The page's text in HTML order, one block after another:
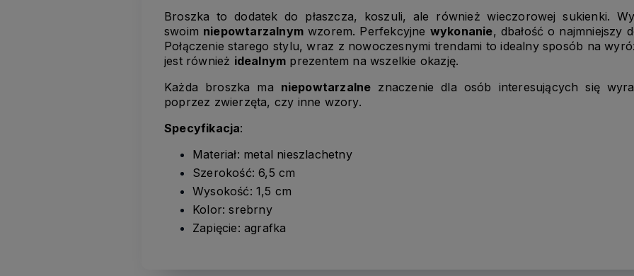
Broszka to dodatek do płaszcza, koszuli, ale również wieczorowej sukienki.
swoim niepowtarzalnym wzorem. Perfekcyjne wykonanie, dbałość o najmniejszy
Połączenie starego stylu, wraz z nowoczesnymi trendami to idealny sposób na
jest również idealnym prezentem na wszelkie okazję.
Każda broszka ma niepowtarzalne znaczenie dla osób interesujących się
poprzez zwierzęta, czy inne wzory.
Specyfikacja:
Materiał: metal nieszlachetny
Szerokość: 6,5 cm
Wysokość: 1,5 cm
Kolor: srebrny
Zapięcie: agrafka